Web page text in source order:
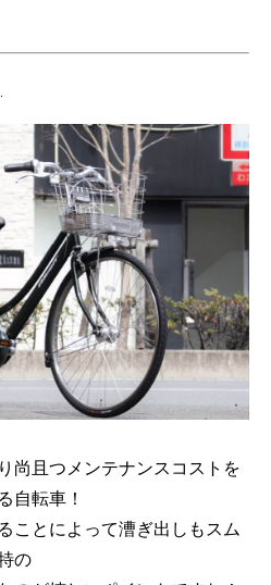
尚且つメンテナンスコストを
自転車！
ことによって漕ぎ出しもスム
の